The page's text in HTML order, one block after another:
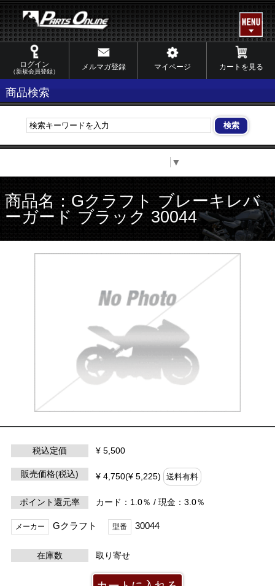
ログイン
（新規会員登録）
メルマガ登録 マイページ カートを見る
商品検索
▼
商品名：Gクラフト ブレーキレバ
ーガード ブラック 30044
税込定価 ¥ 5,500
販売価格(税込) ¥ 4,750(¥ 5,225) 送料有料
ポイント還元率 カード：1.0％ / 現金：3.0％
メーカー Gクラフト 型番 30044
在庫数 取り寄せ